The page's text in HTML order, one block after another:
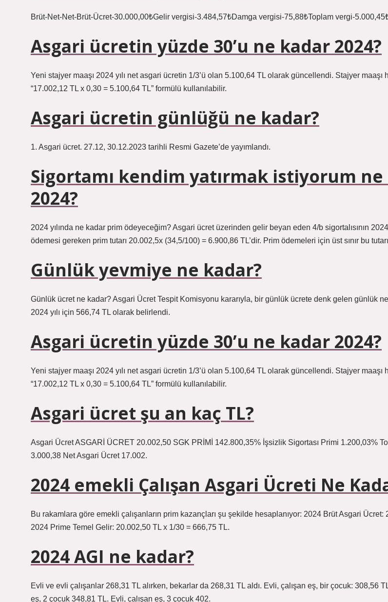
Brüt-Net-Net-Brüt-Ücret-30.000,00₺Gelir vergisi-3.484,57₺Damga vergisi-75,88₺Toplam vergi-
Asgari ücretin yüzde 30’u ne kadar 2024?
Yeni stajyer maaşı 2024 yılı net asgari ücretin 1/3’ü olan 5.100,64 TL olarak güncellendi. Stajyer maaşı
“17.002,12 TL x 0,30 = 5.100,64 TL” formülü kullanılabilir.
Asgari ücretin günlüğü ne kadar?
1. Asgari ücret. 27.12, 30.12.2023 tarihli Resmi Gazete’de yayımlandı.
Sigortamı kendim yatırmak istiyorum
2024?
2024 yılında ne kadar prim ödeyeceğim? Asgari ücret üzerinden gelir beyan eden 4/b sigortalısının 2024
ödemesi gereken prim tutarı 20.002,5x (34,5/100) = 6.900,86 TL’dir. Prim ödemeleri için üst sınır bu
Günlük yevmiye ne kadar?
Günlük ücret ne kadar? Asgari Ücret Tespit Komisyonu kararıyla, bir günlük ücrete denk gelen günlük
2024 yılı için 566,74 TL olarak belirlendi.
Asgari ücretin yüzde 30’u ne kadar 2024?
Yeni stajyer maaşı 2024 yılı net asgari ücretin 1/3’ü olan 5.100,64 TL olarak güncellendi. Stajyer maaşı
“17.002,12 TL x 0,30 = 5.100,64 TL” formülü kullanılabilir.
Asgari ücret şu an kaç TL?
Asgari Ücret ASGARİ ÜCRET 20.002,50 SGK PRİMİ 142.800,35% İşsizlik Sigortası Primi 1.200,03%
3.000,38 Net Asgari Ücret 17.002.
2024 emekli Çalışan Asgari Ücreti Ne
Bu rakamlara göre emekli çalışanların prim kazançları şu şekilde hesaplanıyor: 2024 Brüt Asgari Ücret:
2024 Prime Temel Gelir: 20.002,50 TL x 1/30 = 666,75 TL.
2024 AGI ne kadar?
Evli ve evli çalışanlar 268,31 TL alırken, bekarlar da 268,31 TL aldı. Evli, çalışan eş, bir çocuk: 308,56
eş, 2 çocuk 348,81 TL. Evli, çalışan eş, 3 çocuk 402.